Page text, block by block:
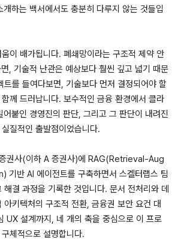
하는 백서에서도 충분히 다루지 않는 것들입
이 배가됩니다. 폐쇄망이라는 구조적 제약 안
, 기술적 난관은 예상보다 훨씬 깊고 넓기 때문
트를 들여다보면, 기술보다 먼저 결정되어야 할
께 드러납니다. 보수적인 금융 환경에서 클라
붙인 경영진의 판단, 그리고 그 판단이 내려진
질적인 출발점이었습니다.
권사(이하 A 증권사)에 RAG(Retrieval-Aug
반 AI 에이전트를 구축하면서 스켈터랩스 팀
해결 과정을 기록한 것입니다. 문서 전처리와 데
아키텍처의 구조적 전환, 금융권 보안 요건 대
UX 설계까지, 네 개의 축을 중심으로 이 프로
체적으로 설명합니다.